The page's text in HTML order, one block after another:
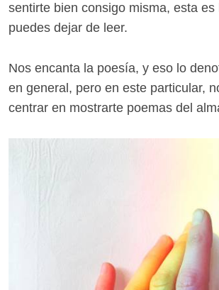
sentirte bien consigo misma, esta es
puedes dejar de leer.
Nos encanta la poesía, y eso lo
en general, pero en este particular,
centrar en mostrarte poemas del